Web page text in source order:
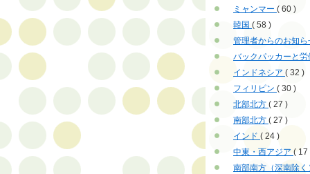
ミャンマー ( 60 )
韓国 ( 58 )
管理者からのお知
バックパッカーと
インドネシア ( 32 )
フィリピン ( 30 )
北部北方 ( 27 )
南部北方 ( 27 )
インド ( 24 )
中東・西アジア ( 17
南部南方（深南除